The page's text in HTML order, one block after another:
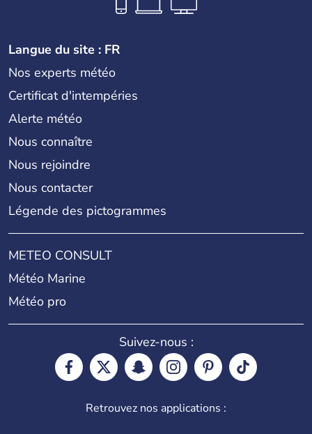
Langue du site : FR
Nos experts météo
Certificat d'intempéries
Alerte météo
Nous connaître
Nous rejoindre
Nous contacter
Légende des pictogrammes
METEO CONSULT
Météo Marine
Météo pro
Suivez-nous :
Retrouvez nos applications :